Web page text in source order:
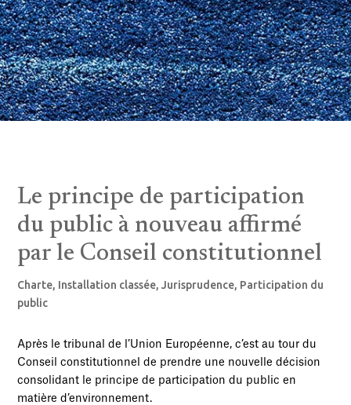
Le principe de participation
du public à nouveau affirmé
par le Conseil constitutionnel
Charte, Installation classée,Jurisprudence, Participation du
public
Après le tribunal de l’Union Européenne, c’est au tour du
Conseil constitutionnel de prendre une nouvelle décision
consolidant le principe de participation du public en
matière d’environnement.